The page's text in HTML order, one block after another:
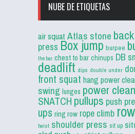
NUBE DE ETIQUETAS
air squat Atlas stone
press Box jump burpee
the bar chest to bar chinups DB
deadlift dips double under
front squat hang power
swing lunges power clean
SNATCH pullups push
ups ring row rope climb row
twist shoulder press sit up